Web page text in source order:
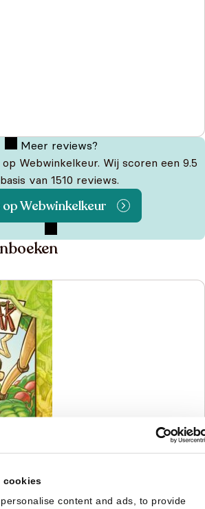
cookies
content and ads, to provide
Meer reviews?
Webwinkelkeur. Wij scoren een 9.5
van 1510 reviews.
op Webwinkelkeur